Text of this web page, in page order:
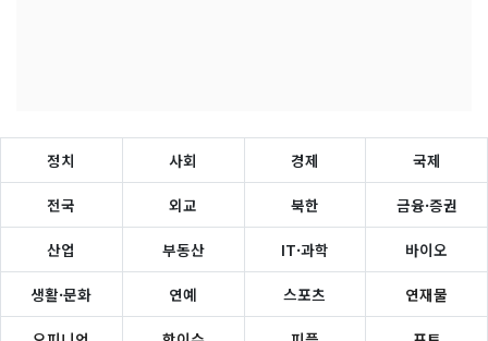
정치 사회 경제 국제
전국 외교 북한 금융·증권
산업 부동산 IT·과학 바이오
생활·문화 연예 스포츠 연재물